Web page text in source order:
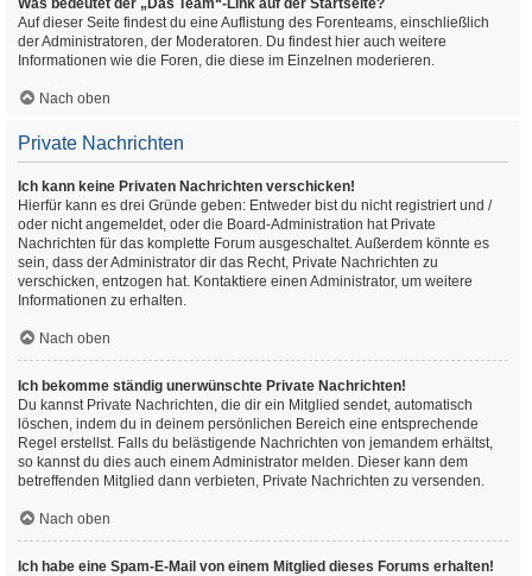
Was bedeutet der „Das Team“-Link auf der Startseite?
Auf dieser Seite findest du eine Auflistung des Forenteams, einschließlich
der Administratoren, der Moderatoren. Du findest hier auch weitere
Informationen wie die Foren, die diese im Einzelnen moderieren.
Nach oben
Private Nachrichten
Ich kann keine Privaten Nachrichten verschicken!
Hierfür kann es drei Gründe geben: Entweder bist du nicht registriert und /
oder nicht angemeldet, oder die Board-Administration hat Private
Nachrichten für das komplette Forum ausgeschaltet. Außerdem könnte es
sein, dass der Administrator dir das Recht, Private Nachrichten zu
verschicken, entzogen hat. Kontaktiere einen Administrator, um weitere
Informationen zu erhalten.
Nach oben
Ich bekomme ständig unerwünschte Private Nachrichten!
Du kannst Private Nachrichten, die dir ein Mitglied sendet, automatisch
löschen, indem du in deinem persönlichen Bereich eine entsprechende
Regel erstellst. Falls du belästigende Nachrichten von jemandem erhältst,
so kannst du dies auch einem Administrator melden. Dieser kann dem
betreffenden Mitglied dann verbieten, Private Nachrichten zu versenden.
Nach oben
Ich habe eine Spam-E-Mail von einem Mitglied dieses Forums erhalten!